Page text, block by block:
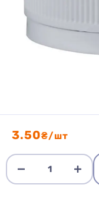
3.50₴/шт